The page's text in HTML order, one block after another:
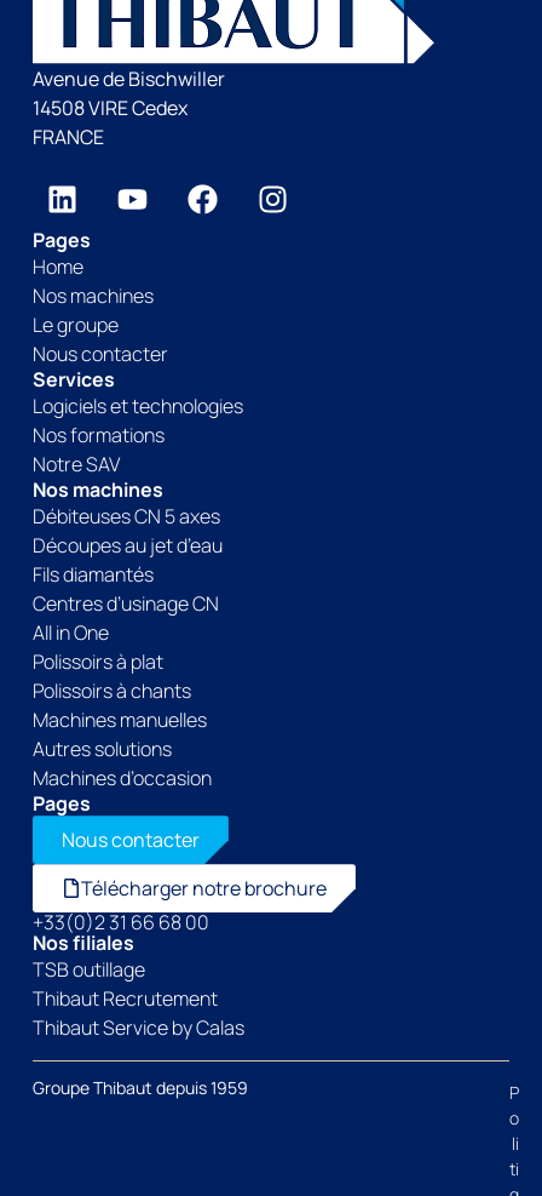
Avenue de Bischwiller
14508 VIRE Cedex
FRANCE
Pages
Home
Nos machines
Le groupe
Nous contacter
Services
Logiciels et technologies
Nos formations
Notre SAV
Nos machines
Débiteuses CN 5 axes
Découpes au jet d’eau
Fils diamantés
Centres d’usinage CN
All in One
Polissoirs à plat
Polissoirs à chants
Machines manuelles
Autres solutions
Machines d’occasion
Pages
Nous contacter
Télécharger notre brochure
+33(0)2 31 66 68 00
Nos filiales
TSB outillage
Thibaut Recrutement
Thibaut Service by Calas
Groupe Thibaut depuis 1959
P
o
li
ti